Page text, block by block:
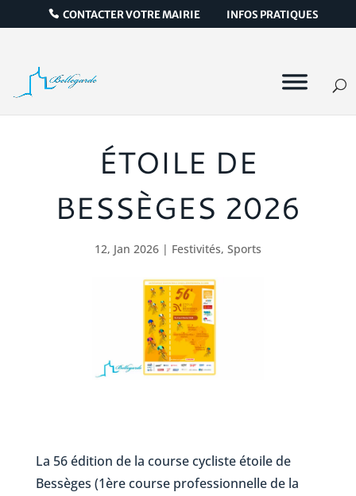
CONTACTER VOTRE MAIRIE INFOS PRATIQUES
ÉTOILE DE
BESSÈGES 2026
12, Jan 2026| Festivités, Sports
La 56 édition de la course cycliste étoile de
Bessèges (1ère course professionnelle de la